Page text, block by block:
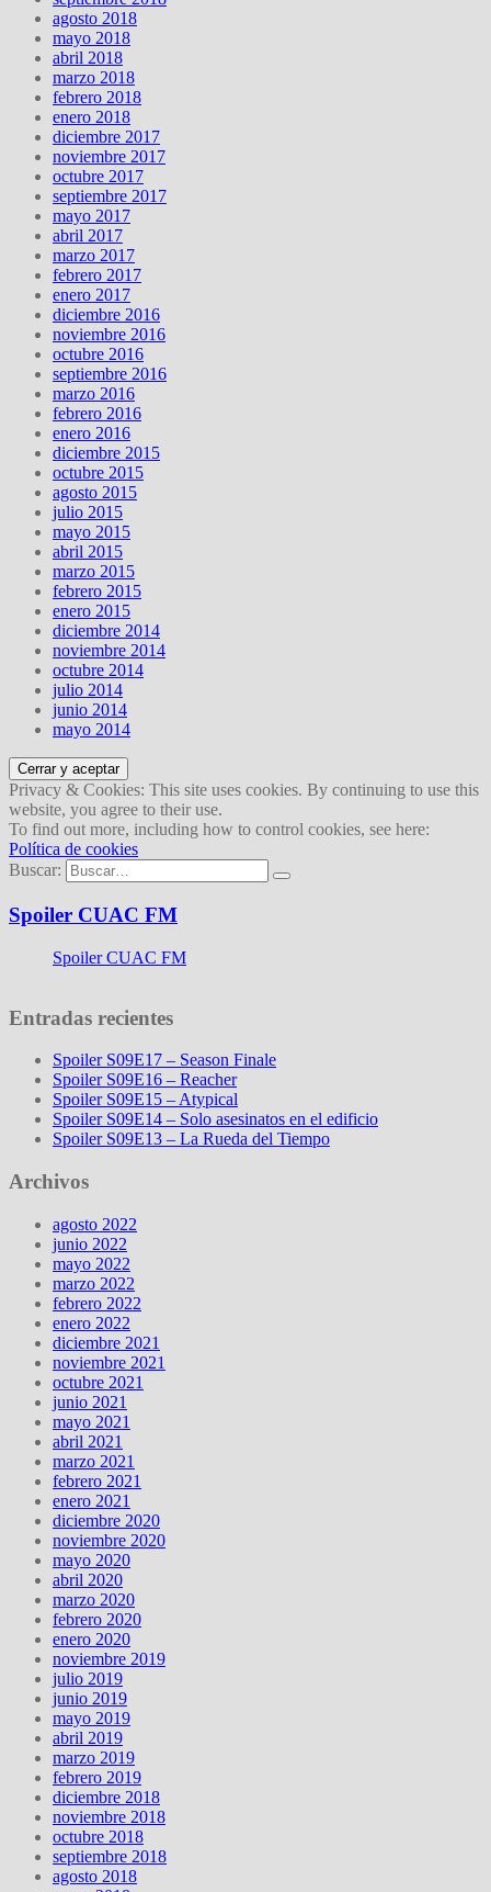
agosto 2018
mayo 2018
abril 2018
marzo 2018
febrero 2018
enero 2018
diciembre 2017
noviembre 2017
octubre 2017
septiembre 2017
mayo 2017
abril 2017
marzo 2017
febrero 2017
enero 2017
diciembre 2016
noviembre 2016
octubre 2016
septiembre 2016
marzo 2016
febrero 2016
enero 2016
diciembre 2015
octubre 2015
agosto 2015
julio 2015
mayo 2015
abril 2015
marzo 2015
febrero 2015
enero 2015
diciembre 2014
noviembre 2014
octubre 2014
julio 2014
junio 2014
mayo 2014
Privacy & Cookies: This site uses cookies. By continuing to use this
website, you agree to their use.
To find out more, including how to control cookies, see here:
Política de cookies
Buscar:
Spoiler CUAC FM
Spoiler CUAC FM
Entradas recientes
Spoiler S09E17 – Season Finale
Spoiler S09E16 – Reacher
Spoiler S09E15 – Atypical
Spoiler S09E14 – Solo asesinatos en el edificio
Spoiler S09E13 – La Rueda del Tiempo
Archivos
agosto 2022
junio 2022
mayo 2022
marzo 2022
febrero 2022
enero 2022
diciembre 2021
noviembre 2021
octubre 2021
junio 2021
mayo 2021
abril 2021
marzo 2021
febrero 2021
enero 2021
diciembre 2020
noviembre 2020
mayo 2020
abril 2020
marzo 2020
febrero 2020
enero 2020
noviembre 2019
julio 2019
junio 2019
mayo 2019
abril 2019
marzo 2019
febrero 2019
diciembre 2018
noviembre 2018
octubre 2018
septiembre 2018
agosto 2018